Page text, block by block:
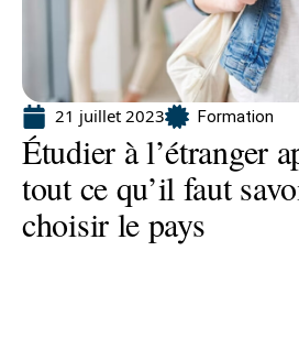
21 juillet 2023 Formation
Étudier à l’étranger
tout ce qu’il faut
choisir le pays